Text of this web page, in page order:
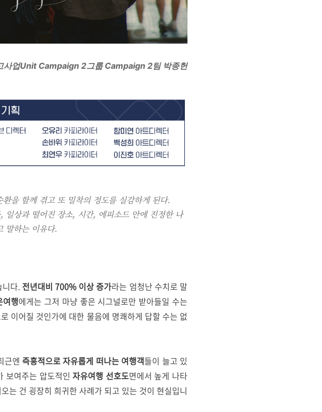
사업Unit Campaign 2그룹Campaign 2팀 박종헌
을 함께 겪고 또 밀착의 정도를 실감하게 된다.
일상과 떨어진 장소, 시간, 에피소드 안에 진정한 나
말하는 이유다.
다. 전년대비 700% 이상 증가라는 엄청난 수치로 말
여행에게는 그저 마냥 좋은 시그널로만 받아들일 수는
이어질 것인가에 대한 물음에 명쾌하게 답할 수는 없
근엔 즉흥적으로 자유롭게 떠나는 여행객들이 늘고 있
보여주는 압도적인자유여행 선호도면에서 높게 나타
는 건 굉장히 희귀한 사례가 되고 있는 것이 현실입니